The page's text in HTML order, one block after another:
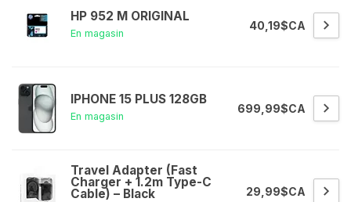
HP 952 M ORIGINAL
En magasin
40,19$CA
IPHONE 15 PLUS 128GB
En magasin
699,99$CA
Travel Adapter (Fast
Charger + 1.2m Type-C
Cable) – Black 29,99$CA